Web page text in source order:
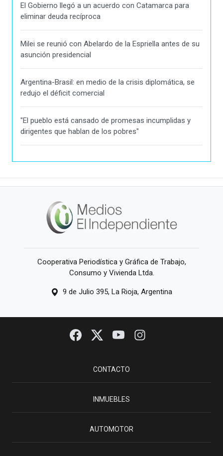
El Gobierno llegó a un acuerdo con Catamarca para
eliminar deuda recíproca
Milei se reunió con Abelardo de la Espriella antes de su
asunción presidencial
Argentina-Brasil: en medio de la crisis diplomática, se
redujo el déficit comercial
"El pueblo está cansado de promesas incumplidas y
dirigentes que hablan de los pobres"
Cooperativa Periodística y Gráfica de Trabajo,
Consumo y Vivienda Ltda.
9 de Julio 395, La Rioja, Argentina
CONTACTO
INMUEBLES
AUTOMOTOR